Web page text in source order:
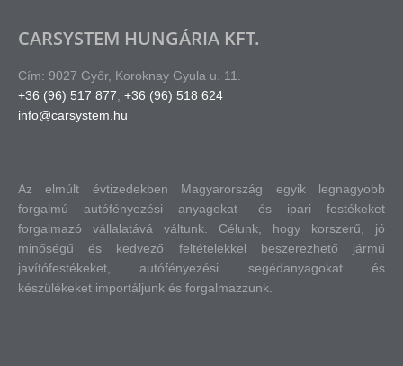
CARSYSTEM HUNGÁRIA KFT.
Cím: 9027 Győr, Koroknay Gyula u. 11.
+36 (96) 517 877 +36 (96) 518 624
info@carsystem.hu
Az elmúlt évtizedekben Magyarország egyik legnagyobb
forgalmú autófényezési anyagokat- és ipari festékeket
forgalmazó vállalatává váltunk. Célunk, hogy korszerű, jó
minőségű és kedvező feltételekkel beszerezhető jármű
javítófestékeket, autófényezési segédanyagokat és
készülékeket importáljunk és forgalmazzunk.